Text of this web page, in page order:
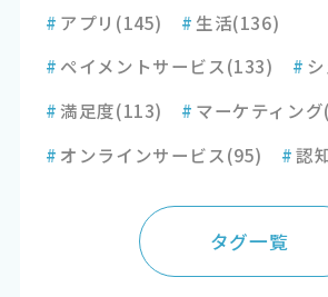
# アプリ (145) # 生活(136)
# ペイメントサービス(133) #
#満足度(113) # マーケティング
# オンラインサービス(95) #認
タグ一覧